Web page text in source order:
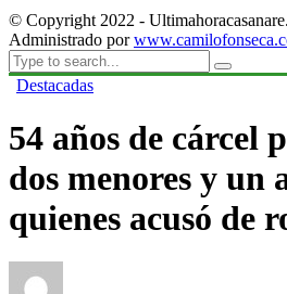
© Copyright 2022 -
Administrado por
Destacadas
54 años de cárcel
dos menores y un
quienes acusó de